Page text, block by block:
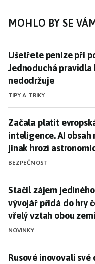
MOHLO BY SE
Ušetřete peníze při
Ušetřete peníze při
Jednoduchá pravidla
nedodržuje
TIPY A TRIKY
Začala platit
Začala platit
inteligence. AI obsah
jinak hrozí
BEZPEČNOST
Stačil zájem
Stačil zájem
vývojář přidá do hry
vřelý vztah obou
NOVINKY
Rusové inovovali
Rusové inovovali své